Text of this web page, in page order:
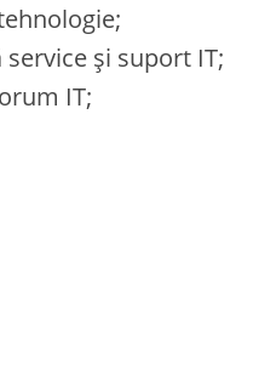
și suport IT;
IT;